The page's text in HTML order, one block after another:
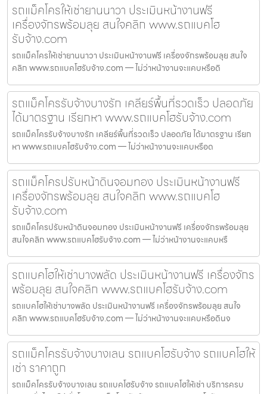
รถแม็คโครให้เช่ายานนาวา ประเมินหน้างานฟรี
เครื่องจักรพร้อมลุย สนใจคลิก www.รถแบคโฮ
รับจ้าง.com
รถแม็คโครให้เช่ายานนาวา ประเมินหน้างานฟรี เครื่องจักรพร้อมลุย สนใจ
คลิก www.รถแบคโฮรับจ้าง.com — ไม่ว่าหน้างานจะแคบหรือดิ
รถแม็คโครรับจ้างบางรัก เคลียร์พื้นที่รวดเร็ว ปลอดภัย
ได้มาตรฐาน เรียกหา www.รถแบคโฮรับจ้าง.com
รถแม็คโครรับจ้างบางรัก เคลียร์พื้นที่รวดเร็ว ปลอดภัย ได้มาตรฐาน เรียก
หา www.รถแบคโฮรับจ้าง.com — ไม่ว่าหน้างานจะแคบหรือด
รถแม็คโครปรับหน้าดินจอมทอง ประเมินหน้างานฟรี
เครื่องจักรพร้อมลุย สนใจคลิก www.รถแบคโฮ
รับจ้าง.com
รถแม็คโครปรับหน้าดินจอมทอง ประเมินหน้างานฟรี เครื่องจักรพร้อมลุย
สนใจคลิก www.รถแบคโฮรับจ้าง.com — ไม่ว่าหน้างานจะแคบหรื
รถแบคโฮให้เช่าบางพลัด ประเมินหน้างานฟรี เครื่องจักร
พร้อมลุย สนใจคลิก www.รถแบคโฮรับจ้าง.com
รถแบคโฮให้เช่าบางพลัด ประเมินหน้างานฟรี เครื่องจักรพร้อมลุย สนใจ
คลิก www.รถแบคโฮรับจ้าง.com — ไม่ว่าหน้างานจะแคบหรือดินจ
รถแม็คโครรับจ้างบางเลน รถแบคโฮรับจ้าง รถแบคโฮให้
เช่า ราคาถูก
รถแม็คโครรับจ้างบางเลน รถแบคโฮรับจ้าง รถแบคโฮให้เช่า บริการครบ